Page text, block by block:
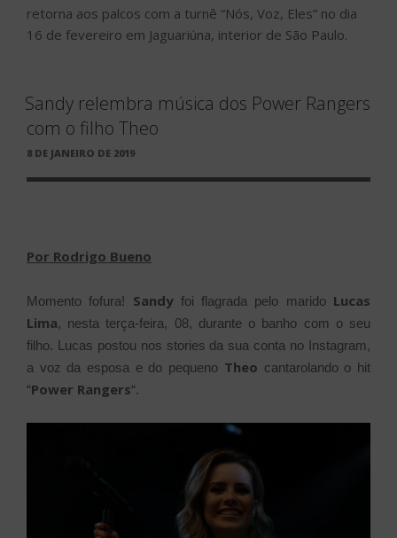
retorna aos palcos com a turnê “Nós, Voz, Eles” no dia
16 de fevereiro em Jaguariúna, interior de São Paulo.
Sandy relembra música dos Power Rangers
com o filho Theo
PUBLICADO
8 DE JANEIRO DE 2019
Por Rodrigo Bueno
Momento fofura! Sandyfoi flagrada pelo marido Lucas
Lima, nesta terça-feira, 08, durante o banho com o seu
filho. Lucas postou nos stories da sua conta no Instagram,
a voz da esposa e do pequeno Theo cantarolando o hit
“Power Rangers“.